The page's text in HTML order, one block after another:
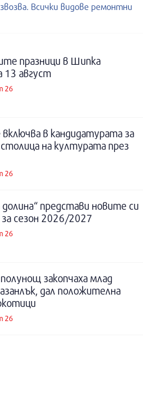
Всички видове ремонтни
празници в Шипка
13 август
26
включва в кандидатурата за
на културата през
26
представи новите си
сезон 2026/2027
26
закопчаха млад
дал положителна
26